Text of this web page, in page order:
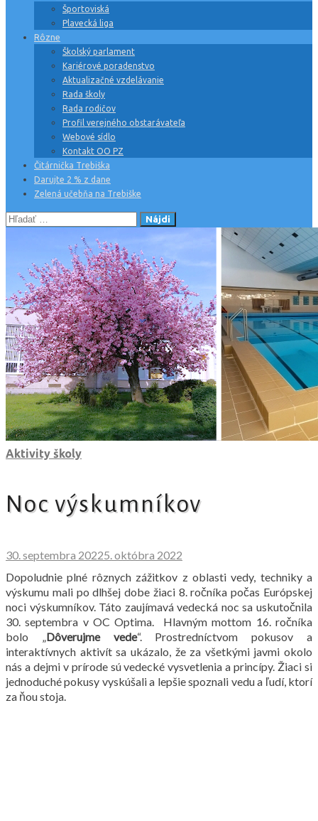
Športoviská
Plavecká liga
Rôzne
Školský parlament
Kariérové poradenstvo
Aktualizačné vzdelávanie
Rada školy
Rada rodičov
Profil verejného obstarávateľa
Webové sídlo
Kontakt OO PZ
Čitárnička Trebiška
Darujte 2 % z dane
Zelená učebňa na Trebiške
Hľadať:
Aktivity školy
Noc výskumníkov
30. septembra 20225. októbra 2022
Dopoludnie plné rôznych zážitkov z oblasti vedy, techniky a
výskumu mali po dlhšej dobe žiaci 8. ročníka počas Európskej
noci výskumníkov. Táto zaujímavá vedecká noc sa uskutočnila
30. septembra v OC Optima. Hlavným mottom 16. ročníka
bolo „ Dôverujme vede“. Prostredníctvom pokusov a
interaktívnych aktivít sa ukázalo, že za všetkými javmi okolo
nás a dejmi v prírode sú vedecké vysvetlenia a princípy. Žiaci si
jednoduché pokusy vyskúšali a lepšie spoznali vedu a ľudí, ktorí
za ňou stoja.